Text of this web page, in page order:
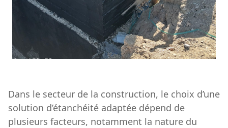
Dans le secteur de la construction, le choix d’une
solution d’étanchéité adaptée dépend de
plusieurs facteurs, notamment la nature du